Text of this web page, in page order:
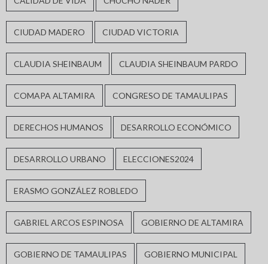
CIUDAD MADERO CIUDAD VICTORIA
CLAUDIA SHEINBAUM CLAUDIA SHEINBAUM PARDO
COMAPA ALTAMIRA CONGRESO DE TAMAULIPAS
DERECHOS HUMANOS DESARROLLO ECONÓMICO
DESARROLLO URBANO ELECCIONES2024
ERASMO GONZÁLEZ ROBLEDO
GABRIEL ARCOS ESPINOSA GOBIERNO DE ALTAMIRA
GOBIERNO DE TAMAULIPAS GOBIERNO MUNICIPAL